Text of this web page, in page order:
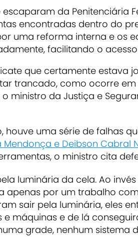
da Penitenciária
encontradas dentro do
uma reforma interna e os
facilitando o
que certamente estava
trancado, como ocorre em
ministro da Justiça e
houve uma série de falhas
Mendonça e Deibson Cabral
o ministro cita
luminária da cela. Ao
apenas por um trabalho
sair pela luminária, eles
e máquinas e de lá
grade, nenhum sistema